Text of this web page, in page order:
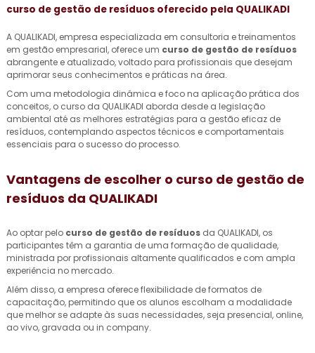
curso de gestão de resíduos oferecido pela QUALIKADI
A QUALIKADI, empresa especializada em consultoria e treinamentos
em gestão empresarial, oferece um curso de gestão de resíduos
abrangente e atualizado, voltado para profissionais que desejam
aprimorar seus conhecimentos e práticas na área.
Com uma metodologia dinâmica e foco na aplicação prática dos
conceitos, o curso da QUALIKADI aborda desde a legislação
ambiental até as melhores estratégias para a gestão eficaz de
resíduos, contemplando aspectos técnicos e comportamentais
essenciais para o sucesso do processo.
Vantagens de escolher o curso de gestão de
resíduos da QUALIKADI
Ao optar pelo curso de gestão de resíduos da QUALIKADI, os
participantes têm a garantia de uma formação de qualidade,
ministrada por profissionais altamente qualificados e com ampla
experiência no mercado.
Além disso, a empresa oferece flexibilidade de formatos de
capacitação, permitindo que os alunos escolham a modalidade
que melhor se adapte às suas necessidades, seja presencial, online,
ao vivo, gravada ou in company.